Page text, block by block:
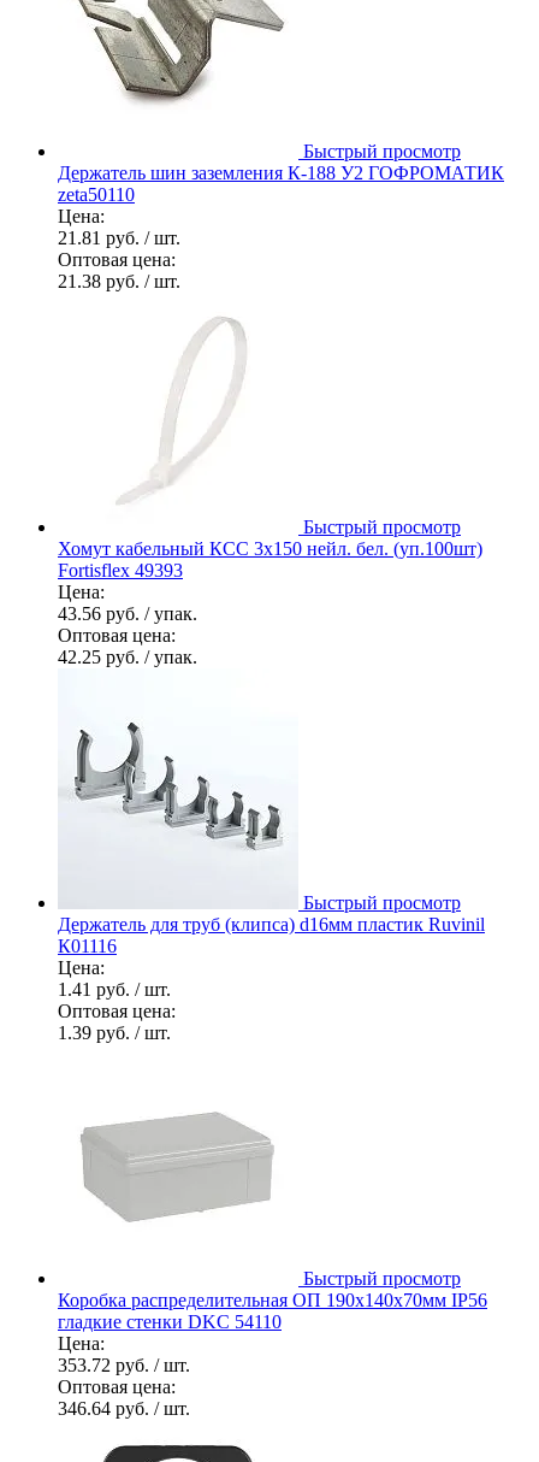
Быстрый просмотр
Держатель шин заземления К-188 У2 ГОФРОМАТИК
zeta50110
Цена:
21.81 руб. / шт.
Оптовая цена:
21.38 руб. / шт.
Быстрый просмотр
Хомут кабельный КСС 3х150 нейл. бел. (уп.100шт)
Fortisflex 49393
Цена:
43.56 руб. / упак.
Оптовая цена:
42.25 руб. / упак.
Быстрый просмотр
Держатель для труб (клипса) d16мм пластик Ruvinil
К01116
Цена:
1.41 руб. / шт.
Оптовая цена:
1.39 руб. / шт.
Быстрый просмотр
Коробка распределительная ОП 190х140х70мм IP56
гладкие стенки DKC 54110
Цена:
353.72 руб. / шт.
Оптовая цена:
346.64 руб. / шт.